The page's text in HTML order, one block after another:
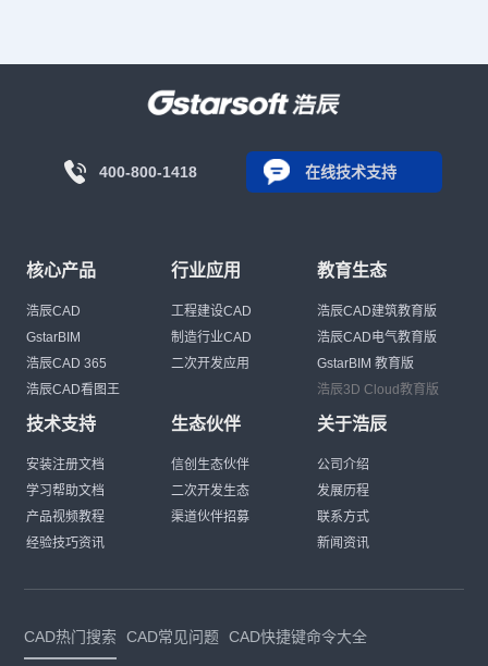
400-800-1418 在线技术支持
核心产品
浩辰CAD
GstarBIM
浩辰CAD 365
浩辰CAD看图王
行业应用
工程建设CAD
制造行业CAD
二次开发应用
教育生态
浩辰CAD建筑教育版
浩辰CAD电气教育版
GstarBIM 教育版
浩辰3D Cloud教育版
技术支持
安装注册文档
学习帮助文档
产品视频教程
经验技巧资讯
生态伙伴
信创生态伙伴
二次开发生态
渠道伙伴招募
关于浩辰
公司介绍
发展历程
联系方式
新闻资讯
CAD热门搜索 CAD常见问题 CAD快捷键命令大全